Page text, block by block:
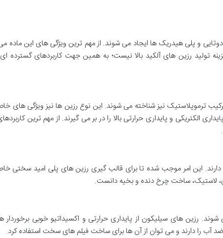
و پلی هیدریک ها ایجاد می شوند. از مهم ترین ویژگی های این ماده می
تولید رزین های آلکید بالا نیست؛ به همین جهت کاربردهای
ترموپلاستیک نیز شناخته می شوند. این نوع رزین ها نیز ویژگی های
الکتریکی و پایداری حرارتی بالا را در بر می گیرند. از مهم ترین
این امر موجب شده تا برای قالب گیری رزین های پلی امید سختی
لاستیک، ساخت چرخ دنده و بخیه دانست.
رزین های سیلیکون از پایداری حرارتی و اکسیداتیو خوبی برخوردار
را دارند و می توان از آن ها برای ساخت فیلم های سخت استفاده کرد.